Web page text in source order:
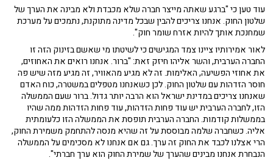
עוד טען כי "ברגע שאתה מייצר חברה שלא מכבדת ולא מבינה את הערך של
שלטון החוק. אנחנו צריכים להבין שבכל מדינה מתוקנת, נתמכים על מערכת
שמחנכת אותך להיות אזרח שומר חוק".
לאור אמירותיו ציינו צמד המגישים כי לשיטתו מי שאשם בזינוק הזה זו
החברה הערבית, והשר אליהו חיזק זאת: "ברור. אנחנו רואים את האחוזים,
את אחוזי הפשיעה, האלימות. זה לא מגיע מהאוויר, זה מגיע מזה שיש פה
חוסר הזדהות עם שלטון החוק. לכן כשאנחנו מטפלים במשטרה, כוח האדם
שאנחנו צריכים במדינת ישראל הוא הרבה יותר גדול. ברור שעם הממשלה
הזו, לחברה הערבית יש עוד פחות הזדהות, עוד פחות הזדהות ממה שהיו
בממשלות קודמות. החברה הערבית תופסת את הממשלה הזו כלעומתית
אליה. כשחברה שלמה מבוססת על זה שהיא מנסה להתחמק משמירת החוק,
הרי אצלנו לכבד את החוק זה ערך. גם אם אנחנו לא מסכימים על הממשלה
הנבחרת אנחנו מבינים שהערך של שמירת החוק הוא ערך חברתי".